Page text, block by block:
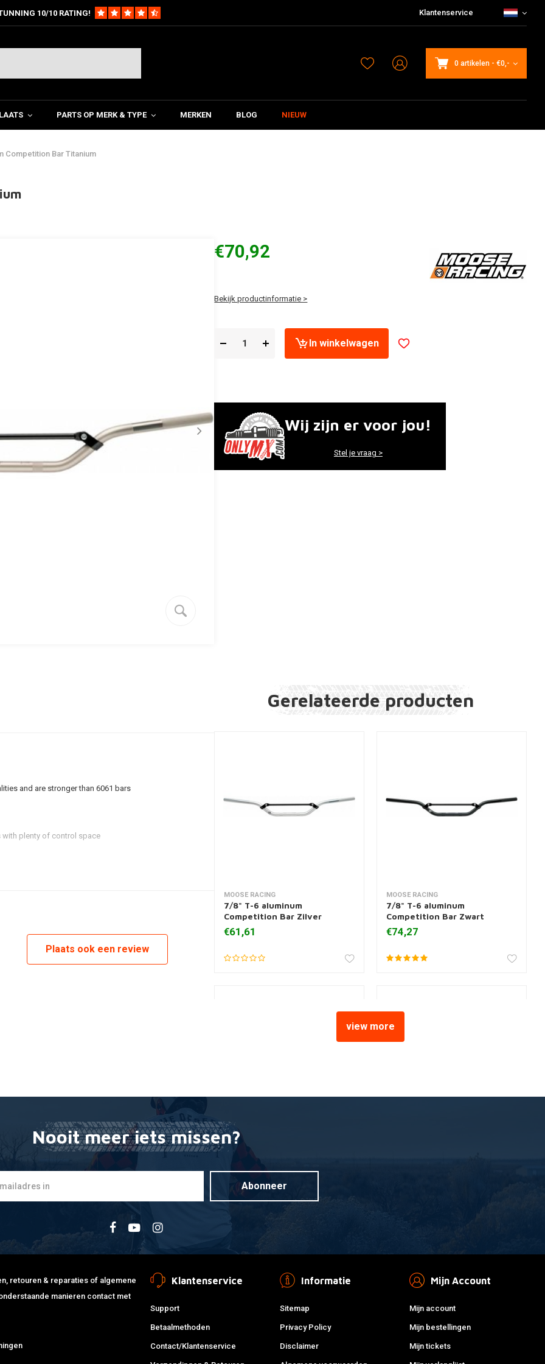
10/10 RATING! Klantenservice
0 artikelen - €0,-
PARTS OP MERK & TYPE MERKEN BLOG NIEUW
Competition Bar Titanium
€70,92
Bekijk productinformatie >
In winkelwagen
Wij zijn er voor jou!
Stel je vraag >
and are stronger than 6061 bars
with plenty of control space
Plaats ook een review
Gerelateerde producten
Toevoegen aan winkelwagen
MOOSE RACING
7/8" T-6 aluminum
Competition Bar Zilver
€61,61
Toevoegen aan winkelwagen
MOOSE RACING
7/8" T-6 aluminum
Competition Bar Zwart
€74,27
Toevoegen aan winkelwagen
MOOSE RACING
7/8" T-6 Aluminum Flex Fatbar
Bar 28.6MM Titanium
€108,77
view more
Nooit meer iets missen?
Abonneer
retouren & reparaties of algemene
manieren contact met
Klantenservice
Support
Betaalmethoden
Contact/Klantenservice
Informatie
Sitemap
Privacy Policy
Disclaimer
Mijn Account
Mijn account
Mijn bestellingen
Mijn tickets